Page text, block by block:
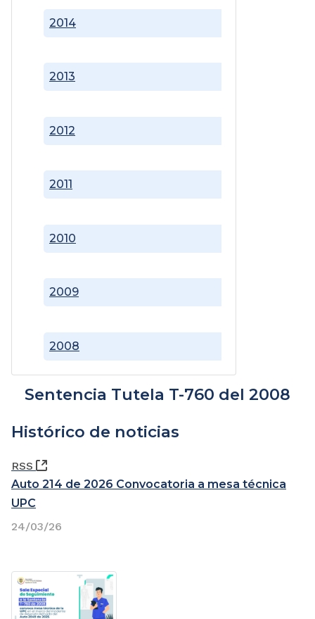
2008
2009
2010
2011
2012
2013
2014
Sentencia Tutela T-760 del 2008
Histórico de noticias
RSS
(Abre una nueva ventana)
Auto 214 de 2026 Convocatoria a mesa técnica
UPC
24/03/26